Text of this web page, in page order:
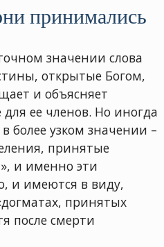
принимались
значении слова
открытые Богом,
и объясняет
ее членов. Но иногда
в более узком значении –
принятые
и именно эти
и имеются в виду,
принятых
после смерти